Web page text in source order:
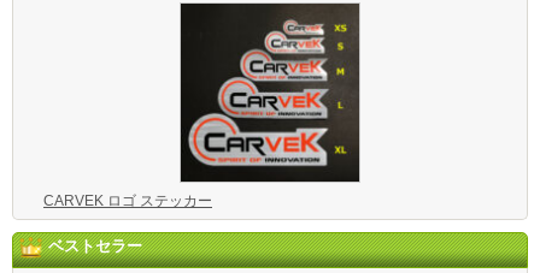
CARVEK ロゴ ステッカー
ベストセラー